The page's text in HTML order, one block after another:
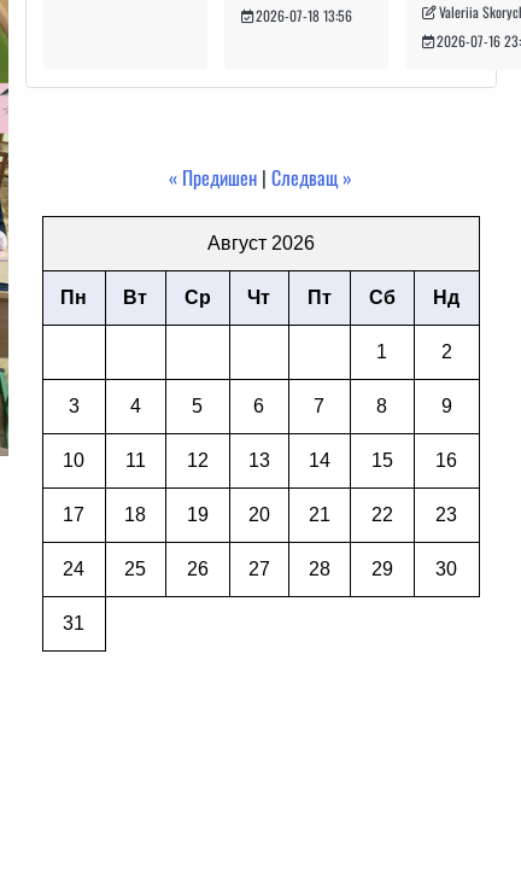
2026-07-18 13:56
Valeriia
2026-07-16
« Предишен |Следващ »
Август 2026
Пн Вт Ср Чт Пт Сб Нд
1 2
3 4 5 6 7 8 9
10 11 12 13 14 15 16
17 18 19 20 21 22 23
24 25 26 27 28 29 30
31